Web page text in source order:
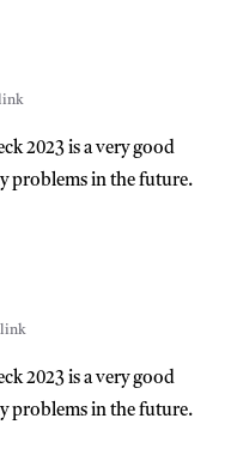
2023 is a very good
problems in the future.
2023 is a very good
problems in the future.